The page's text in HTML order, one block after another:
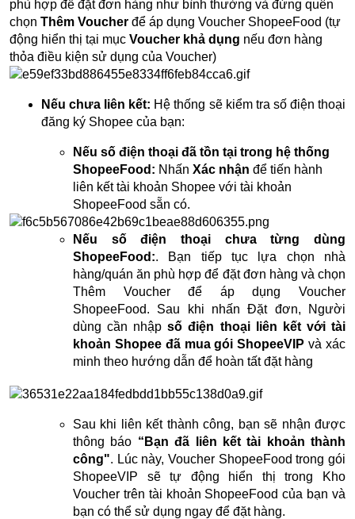
phù hợp để đặt đơn hàng như bình thường và đừng quên
chọn Thêm Voucher để áp dụng Voucher ShopeeFood (tự
động hiển thị tại mục Voucher khả dụng nếu đơn hàng
thỏa điều kiện sử dụng của Voucher)
Nếu chưa liên kết: Hệ thống sẽ kiểm tra số điện thoại
đăng ký Shopee của bạn:
Nếu số điện thoại đã tồn tại trong hệ thống
ShopeeFood: Nhấn Xác nhận để tiến hành
liên kết tài khoản Shopee với tài khoản
ShopeeFood sẵn có.
Nếu số điện thoại chưa từng dùng
ShopeeFood:. Bạn tiếp tục lựa chọn nhà
hàng/quán ăn phù hợp để đặt đơn hàng và chọn
Thêm Voucher để áp dụng Voucher
ShopeeFood. Sau khi nhấn Đặt đơn, Người
dùng cần nhậpsố điện thoại liên kết với tài
khoản Shopee đã mua gói ShopeeVIP và xác
minh theo hướng dẫn để hoàn tất đặt hàng
Sau khi liên kết thành công, bạn sẽ nhận được
thông báo “Bạn đã liên kết tài khoản thành
công". Lúc này, Voucher ShopeeFood trong gói
ShopeeVIP sẽ tự động hiển thị trong Kho
Voucher trên tài khoản ShopeeFood của bạn và
bạn có thể sử dụng ngay để đặt hàng.